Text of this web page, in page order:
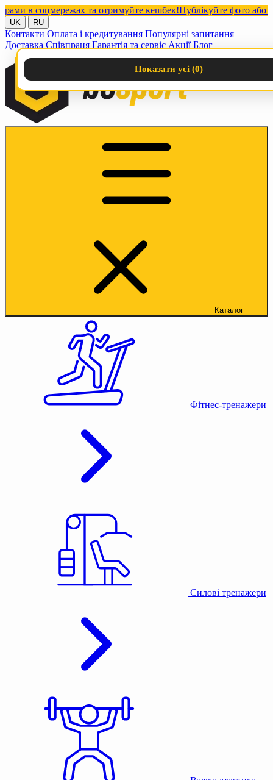
в соцмережах та отримуйте кешбек!Публікуйте фото або
UK RU
Контакти Оплата і кредитування Популярні запитання
Доставка Співпраця Гарантія та сервіс Акції Блог
Каталог
Фітнес-тренажери
Силові тренажери
Показати усі (0)